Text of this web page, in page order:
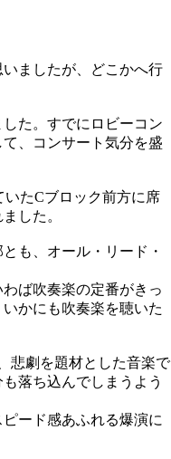
ましたが、どこかへ行
た。すでにロビーコン
、コンサート気分を盛
たCブロック前方に席
した。
も、オール・リード・
ば吹奏楽の定番がきっ
かにも吹奏楽を聴いた
悲劇を題材とした音楽で
落ち込んでしまうよう
ード感あふれる爆演に